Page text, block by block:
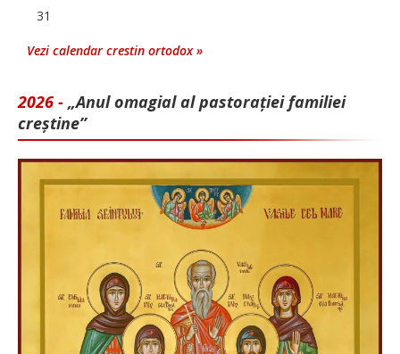
31
Vezi calendar crestin ortodox »
2026 - „Anul omagial al pastorației familiei
creștine”